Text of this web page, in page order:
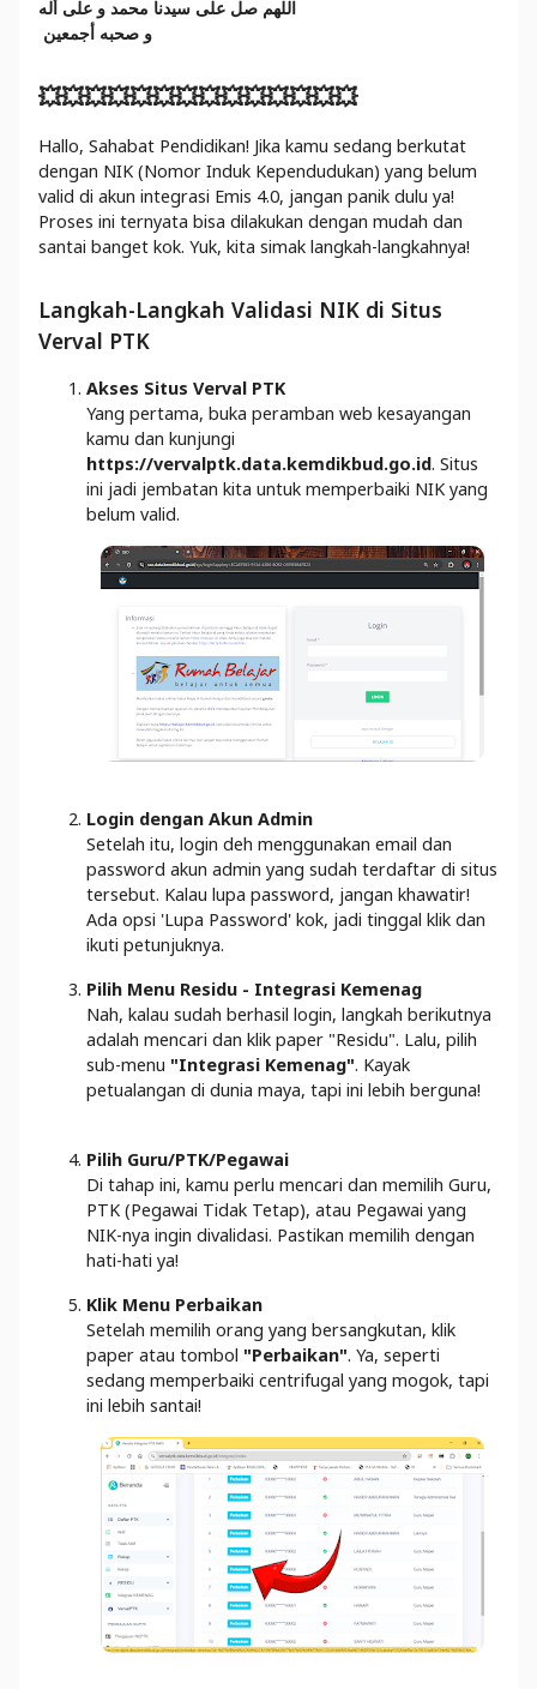
اللهم صل على سيدنا محمد و على أله
و صحبه أجمعين
💥💥💥💥💥💥💥💥💥💥💥💥💥💥
Hallo, Sahabat Pendidikan! Jika kamu sedang berkutat
dengan NIK (Nomor Induk Kependudukan) yang belum
valid di akun integrasi Emis 4.0, jangan panik dulu ya!
Proses ini ternyata bisa dilakukan dengan mudah dan
santai banget kok. Yuk, kita simak langkah-langkahnya!
Langkah-Langkah Validasi NIK di Situs
Verval PTK
Akses Situs Verval PTK
Yang pertama, buka peramban web kesayangan
kamu dan kunjungi
https://vervalptk.data.kemdikbud.go.id. Situs
ini jadi jembatan kita untuk memperbaiki NIK yang
belum valid.
Login dengan Akun Admin
Setelah itu, login deh menggunakan email dan
password akun admin yang sudah terdaftar di situs
tersebut. Kalau lupa password, jangan khawatir!
Ada opsi 'Lupa Password' kok, jadi tinggal klik dan
ikuti petunjuknya.
Pilih Menu Residu - Integrasi Kemenag
Nah, kalau sudah berhasil login, langkah berikutnya
adalah mencari dan klik paper "Residu". Lalu, pilih
sub-menu "Integrasi Kemenag". Kayak
petualangan di dunia maya, tapi ini lebih berguna!
Pilih Guru/PTK/Pegawai
Di tahap ini, kamu perlu mencari dan memilih Guru,
PTK (Pegawai Tidak Tetap), atau Pegawai yang
NIK-nya ingin divalidasi. Pastikan memilih dengan
hati-hati ya!
Klik Menu Perbaikan
Setelah memilih orang yang bersangkutan, klik
paper atau tombol "Perbaikan". Ya, seperti
sedang memperbaiki centrifugal yang mogok, tapi
ini lebih santai!